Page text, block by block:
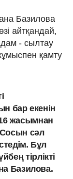
Базилова
айтқандай,
- сылтау
қамту
бар екенін
16 жасымнан
сәл
Бұл
тірлікті
Базилова.